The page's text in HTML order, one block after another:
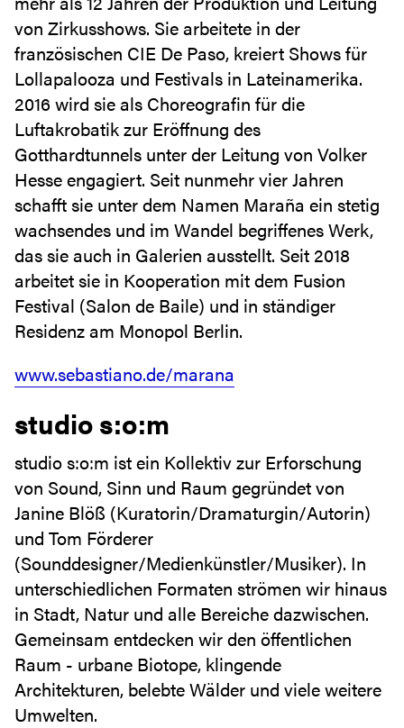
von Zirkusshows. Sie arbeitete in der
französischen CIE De Paso, kreiert Shows für
Lollapalooza und Festivals in Lateinamerika.
2016 wird sie als Choreografin für die
Luftakrobatik zur Eröffnung des
Gotthardtunnels unter der Leitung von Volker
Hesse engagiert. Seit nunmehr vier Jahren
schafft sie unter dem Namen Maraña ein stetig
wachsendes und im Wandel begriffenes Werk,
das sie auch in Galerien ausstellt. Seit 2018
arbeitet sie in Kooperation mit dem Fusion
Festival (Salon de Baile) und in ständiger
Residenz am Monopol Berlin.
www.sebastiano.de/marana
studio s:o:m
studio s:o:m ist ein Kollektiv zur Erforschung
von Sound, Sinn und Raum gegründet von
Janine Blöß (Kuratorin/Dramaturgin/Autorin)
und Tom Förderer
(Sounddesigner/Medienkünstler/Musiker). In
unterschiedlichen Formaten strömen wir hinaus
in Stadt, Natur und alle Bereiche dazwischen.
Gemeinsam entdecken wir den öffentlichen
Raum - urbane Biotope, klingende
Architekturen, belebte Wälder und viele weitere
Umwelten.